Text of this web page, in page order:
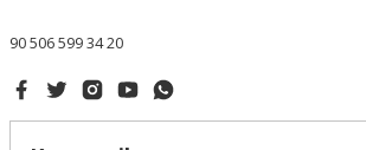
90 506 599 34 20